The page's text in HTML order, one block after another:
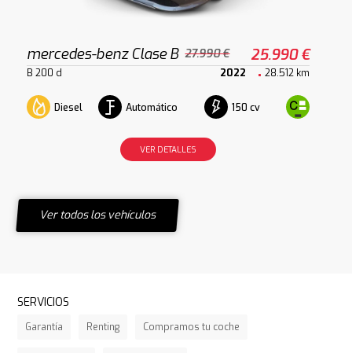
mercedes-benz Clase B 27.990 € 25.990 €
B 200 d 2022 28.512 km
Diesel Automático 150 cv
VER DETALLES
Ver todos los vehículos
SERVICIOS
Garantía Renting Compramos tu coche